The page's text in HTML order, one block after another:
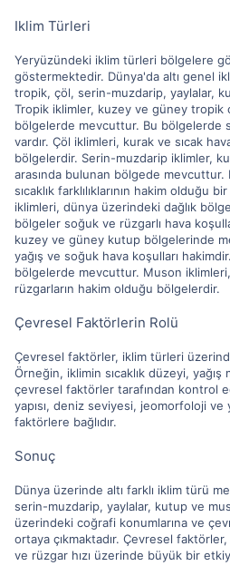
Iklim Türleri
Yeryüzündeki iklim türleri bölgelere
göstermektedir. Dünya'da altı genel
tropik, çöl, serin-muzdarip, yaylalar,
Tropik iklimler, kuzey ve güney tropik
bölgelerde mevcuttur. Bu bölgelerde
vardır. Çöl iklimleri, kurak ve sıcak
bölgelerdir. Serin-muzdarip iklimler,
arasında bulunan bölgede mevcuttur.
sıcaklık farklılıklarının hakim olduğu
iklimleri, dünya üzerindeki dağlık
bölgeler soğuk ve rüzgarlı hava
kuzey ve güney kutup bölgelerinde
yağış ve soğuk hava koşulları
bölgelerde mevcuttur. Muson
rüzgarların hakim olduğu bölgelerdir.
Çevresel Faktörlerin Rolü
Çevresel faktörler, iklim türleri
Örneğin, iklimin sıcaklık düzeyi, yağış
çevresel faktörler tarafından kontrol
yapısı, deniz seviyesi, jeomorfoloji
faktörlere bağlıdır.
Sonuç
Dünya üzerinde altı farklı iklim türü
serin-muzdarip, yaylalar, kutup ve
üzerindeki coğrafi konumlarına ve
ortaya çıkmaktadır. Çevresel faktörler,
ve rüzgar hızı üzerinde büyük bir